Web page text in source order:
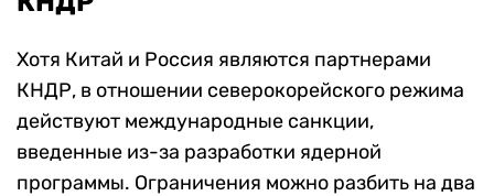
Хотя Китай и Россия являются партнерами
КНДР, в отношении северокорейского режима
действуют международные санкции,
введенные из-за разработки ядерной
программы. Ограничения можно разбить на два